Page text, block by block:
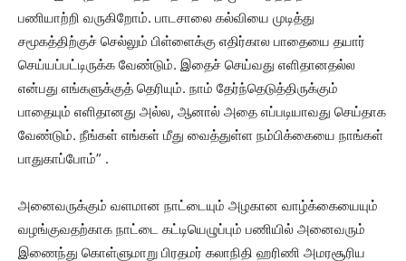
பணியாற்றி வருகிறோம். பாடசாலை கல்வியை முடித்து
சமூகத்திற்குச் செல்லும் பிள்ளைக்கு எதிர்கால பாதையை தயார்
செய்யப்பட்டிருக்க வேண்டும். இதைச் செய்வது எளிதானதல்ல
என்பது எங்களுக்குத் தெரியும். நாம் தேர்ந்தெடுத்திருக்கும்
பாதையும் எளிதானது அல்ல, ஆனால் அதை எப்படியாவது செய்தாக
வேண்டும். நீங்கள் எங்கள் மீது வைத்துள்ள நம்பிக்கையை நாங்கள்
பாதுகாப்போம்” .
அனைவருக்கும் வளமான நாட்டையும் அழகான வாழ்க்கையையும்
வழங்குவதற்காக நாட்டை கட்டியெழுப்பும் பணியில் அனைவரும்
இணைந்து கொள்ளுமாறு பிரதமர் கலாநிதி ஹரிணி அமரசூரிய